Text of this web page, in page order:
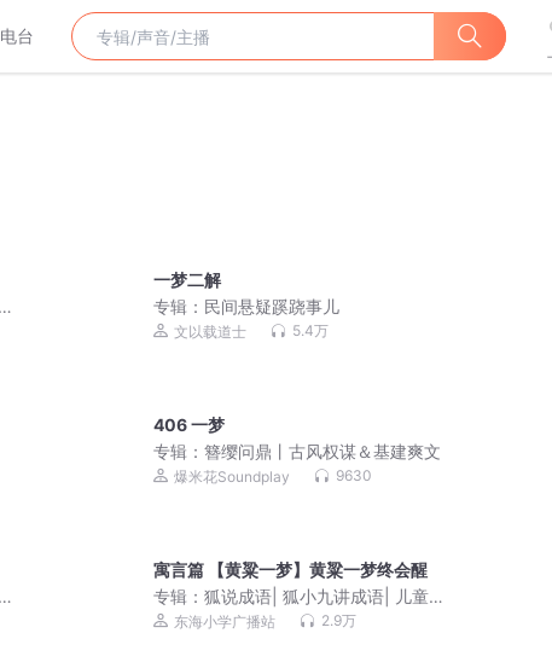
电台
一梦二解
专辑： 民间悬疑蹊跷事儿
文以载道士 5.4万
406 一梦
专辑：簪缨问鼎丨古风权谋＆基建爽文
爆米花Soundplay 9630
寓言篇 【黄粱一梦】黄粱一梦终会醒
专辑：狐说成语| 狐小九讲成语| 儿童成
语启蒙
东海小学广播站 2.9万